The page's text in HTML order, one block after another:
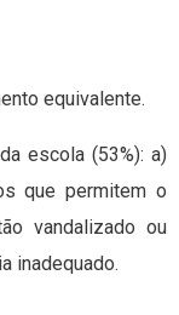
equivalente.
escola (53%): a)
que permitem o
vandalizado ou
inadequado.